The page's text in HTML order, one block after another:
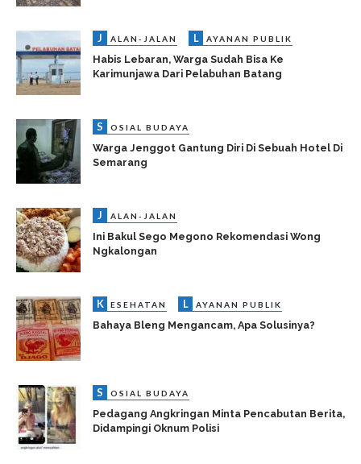
J ALAN-JALAN L AYANAN PUBLIK
Habis Lebaran, Warga Sudah Bisa Ke
Karimunjawa Dari Pelabuhan Batang
S OSIAL BUDAYA
Warga Jenggot Gantung Diri Di Sebuah Hotel Di
Semarang
J ALAN-JALAN
Ini Bakul Sego Megono Rekomendasi Wong
Ngkalongan
K ESEHATAN L AYANAN PUBLIK
Bahaya Bleng Mengancam, Apa Solusinya?
S OSIAL BUDAYA
Pedagang Angkringan Minta Pencabutan Berita,
Didampingi Oknum Polisi